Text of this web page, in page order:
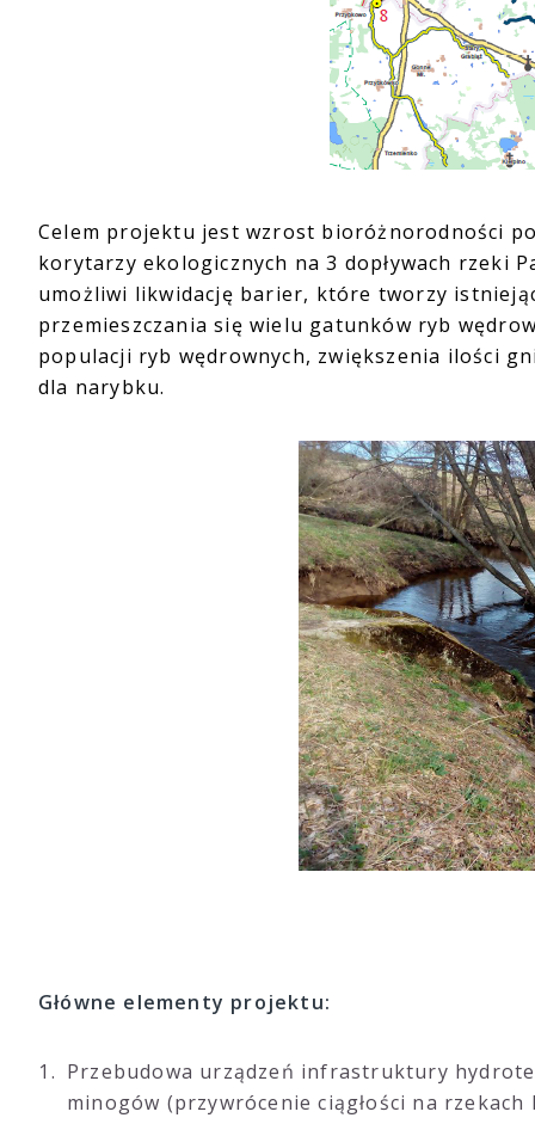
Celem projektu jest wzrost bioróżnorodności
korytarzy ekologicznych na 3 dopływach rzeki
umożliwi likwidację barier, które tworzy
przemieszczania się wielu gatunków ryb
populacji ryb wędrownych, zwiększenia ilości
dla narybku.
Główne elementy projektu:
Przebudowa urządzeń infrastruktury
minogów (przywrócenie ciągłości na